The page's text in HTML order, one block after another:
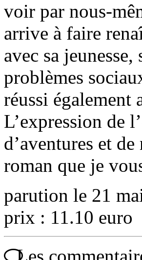
voir par nous-
arrive à faire
avec sa
problèmes
réussi également
L’expression de
d’aventures et
roman que je
parution le 21
prix : 11.10 euro